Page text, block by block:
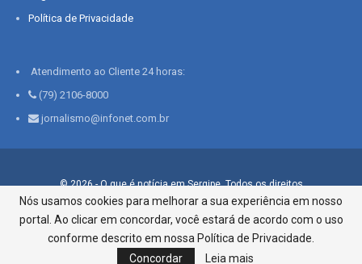
Política de Privacidade
Atendimento ao Cliente 24 horas:
(79) 2106-8000
jornalismo@infonet.com.br
© 2026 - O que é notícia em Sergipe. Todos os direitos
reservados.
Infonet - Rua Monsenhor Silveira 276, Bairro São José |
Aracaju-SE, CEP 49015-030, Fone: 79.2106.8000 - CI Centro de
Informações LTDA
Nós usamos cookies para melhorar a sua experiência em nosso
portal. Ao clicar em concordar, você estará de acordo com o uso
conforme descrito em nossa Política de Privacidade.
Concordar
Leia mais